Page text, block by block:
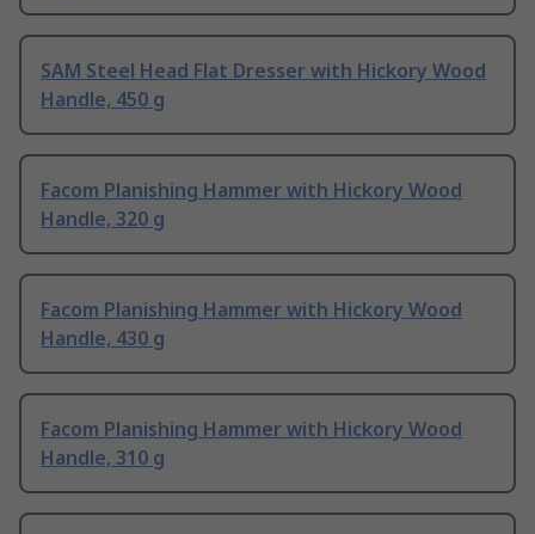
SAM Steel Head Flat Dresser with Hickory Wood
Handle, 450 g
Facom Planishing Hammer with Hickory Wood
Handle, 320 g
Facom Planishing Hammer with Hickory Wood
Handle, 430 g
Facom Planishing Hammer with Hickory Wood
Handle, 310 g